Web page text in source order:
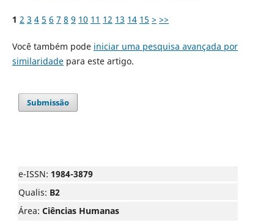
1 2 3 4 5 6 7 8 9 10 11 12 13 14 15 > >>
Você também pode iniciar uma pesquisa avançada por
similaridadepara este artigo.
Submissão
e-ISSN: 1984-3879
Qualis: B2
Área: Ciências Humanas